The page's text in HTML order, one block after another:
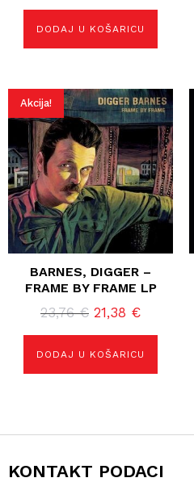
DODAJ U KOŠARICU
Akcija!
BARNES, DIGGER –
FRAME BY FRAME LP
23,76€ Izvorna
cijena
bila
je:
21,38 €Trenutna
cijena
je:
21,38 €.
DODAJ U KOŠARICU
KONTAKT PODACI